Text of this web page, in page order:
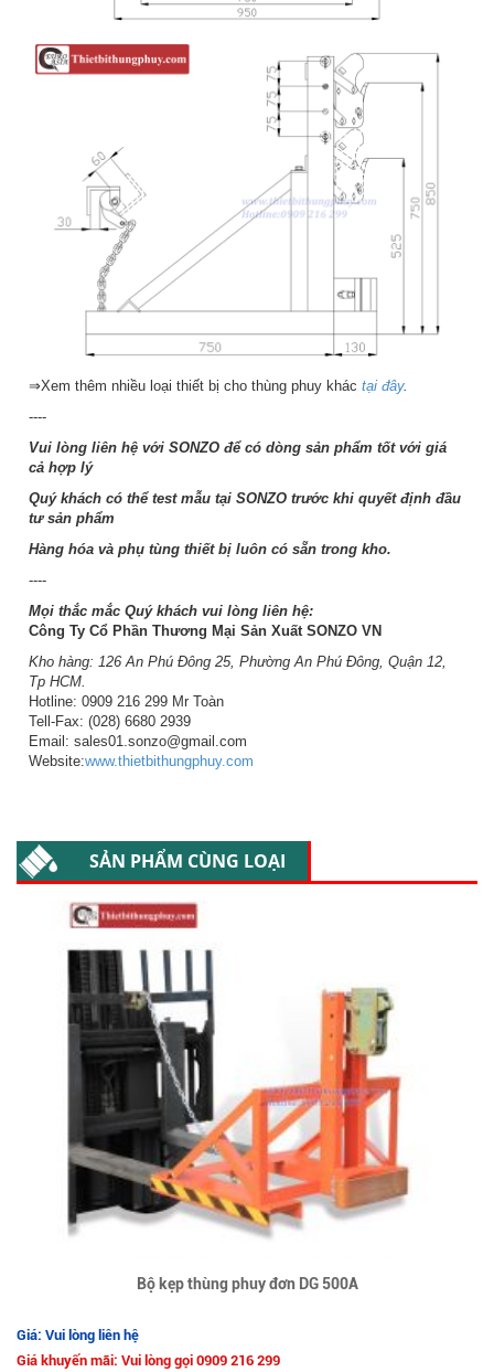
⇒Xem thêm nhiều loại thiết bị cho thùng phuy khác tại đây.
----
Vui lòng liên hệ với SONZO để có dòng sản phẩm tốt với giá
cả hợp lý
Quý khách có thể test mẫu tại SONZO trước khi quyết định đầu
tư sản phẩm
Hàng hóa và phụ tùng thiết bị luôn có sẵn trong kho.
----
Mọi thắc mắc Quý khách vui lòng liên hệ:
Công Ty Cổ Phần Thương Mại Sản Xuất SONZO VN
Kho hàng: 126 An Phú Đông 25, Phường An Phú Đông, Quận 12,
Tp HCM.
Hotline: 0909 216 299 Mr Toàn
Tell-Fax: (028) 6680 2939
Email: sales01.sonzo@gmail.com
Website:www.thietbithungphuy.com
SẢN PHẨM CÙNG LOẠI
Bộ kẹp thùng phuy đơn DG 500A
Giá: Vui lòng liên hệ
Giá khuyến mãi: Vui lòng gọi 0909 216 299